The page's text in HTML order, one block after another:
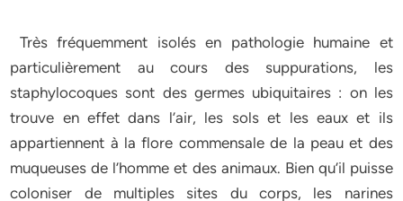
Très fréquemment isolés en pathologie humaine et
particulièrement au cours des suppurations, les
staphylocoques sont des germes ubiquitaires : on les
trouve en effet dans l’air, les sols et les eaux et ils
appartiennent à la flore commensale de la peau et des
muqueuses de l’homme et des animaux. Bien qu’il puisse
coloniser de multiples sites du corps, les narines